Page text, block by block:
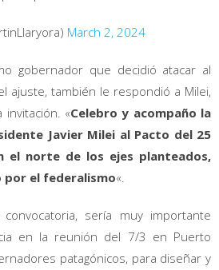
March 2, 2024
gobernador que decidió atacar al
ajuste, también le respondió a Milei,
«Celebro y acompaño la
Javier Milei al Pacto del 25
el norte de los ejes planteados,
el federalismo«.
sería muy importante
en la reunión del 7/3 en Puerto
patagónicos, para diseñar y